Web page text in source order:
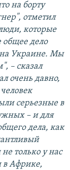
на борту
отметил
которые
общее дело
Украине. Мы
– сказал
очень давно,
серьезные в
– и для
дела, как
только у нас
в Африке,